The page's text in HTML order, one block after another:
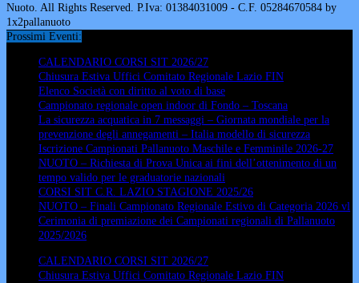
Nuoto. All Rights Reserved. P.Iva: 01384031009 - C.F. 05284670584 by
1x2pallanuoto
Prossimi Eventi:
CALENDARIO CORSI SIT 2026/27
Chiusura Estiva Uffici Comitato Regionale Lazio FIN
Elenco Società con diritto al voto di base
Campionato regionale open indoor di Fondo – Toscana
La sicurezza acquatica in 7 messaggi – Giornata mondiale per la
prevenzione degli annegamenti – Italia modello di sicurezza
Iscrizione Campionati Pallanuoto Maschile e Femminile 2026-27
NUOTO – Richiesta di Prova Unica ai fini dell’ottenimento di un
tempo valido per le graduatorie nazionali
CORSI SIT C.R. LAZIO STAGIONE 2025/26
NUOTO – Finali Campionato Regionale Estivo di Categoria 2026 vl
Cerimonia di premiazione dei Campionati regionali di Pallanuoto
2025/2026
CALENDARIO CORSI SIT 2026/27
Chiusura Estiva Uffici Comitato Regionale Lazio FIN